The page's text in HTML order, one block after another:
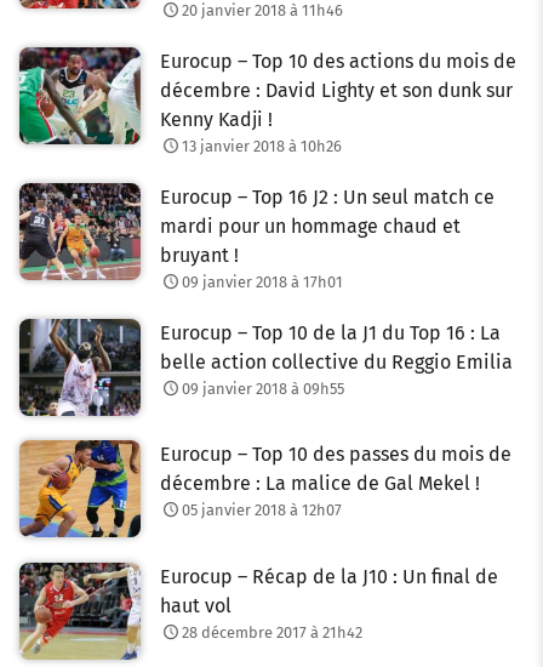
20 janvier 2018 à 11h46
Eurocup – Top 10 des actions du mois de
décembre : David Lighty et son dunk sur
Kenny Kadji !
13 janvier 2018 à 10h26
Eurocup – Top 16 J2 : Un seul match ce
mardi pour un hommage chaud et
bruyant !
09 janvier 2018 à 17h01
Eurocup – Top 10 de la J1 du Top 16 : La
belle action collective du Reggio Emilia
09 janvier 2018 à 09h55
Eurocup – Top 10 des passes du mois de
décembre : La malice de Gal Mekel !
05 janvier 2018 à 12h07
Eurocup – Récap de la J10 : Un final de
haut vol
28 décembre 2017 à 21h42